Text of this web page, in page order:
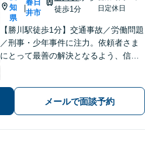
知
県
|
春日
井市
徒歩1分
日定休日
【勝川駅徒歩1分】交通事故／労働問題
／刑事・少年事件に注力。依頼者さま
にとって最善の解決となるよう、信頼
談ください。
メールで面談予約